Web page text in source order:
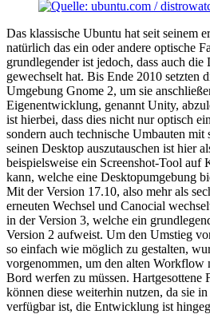
Das klassische Ubuntu hat seit seinem
natürlich das ein oder andere optische
grundlegender ist jedoch, dass auch
gewechselt hat. Bis Ende 2010 setzten
Umgebung Gnome 2, um sie
Eigenentwicklung, genannt Unity,
ist hierbei, dass dies nicht nur optisch
sondern auch technische Umbauten
seinen Desktop auszutauschen ist hier
beispielsweise ein Screenshot-Tool auf
kann, welche eine Desktopumgebung
Mit der Version 17.10, also mehr als
erneuten Wechsel und Canocial
in der Version 3, welche ein
Version 2 aufweist. Um den Umstieg
so einfach wie möglich zu gestalten,
vorgenommen, um den alten Workflow
Bord werfen zu müssen. Hartgesottene
können diese weiterhin nutzen, da sie
verfügbar ist, die Entwicklung ist